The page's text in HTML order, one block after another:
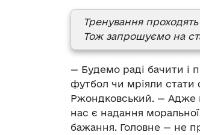
Тренування
Тож запрошуємо на
— Будемо раді бачити і
футбол чи мріяли стати
Ржондковський. — Адже
нас є надання
бажання. Головне — не